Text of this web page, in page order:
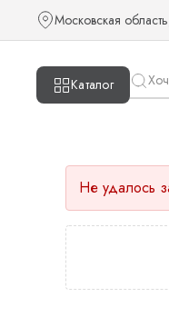
Московская
Каталог
Не удалось